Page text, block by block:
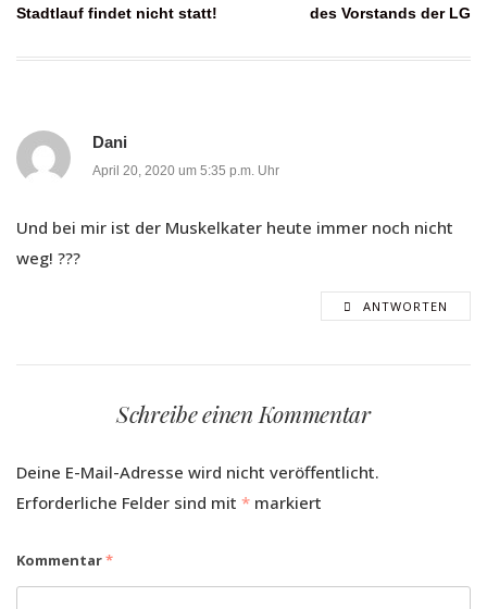
Stadtlauf findet nicht statt!
des Vorstands der LG
Dani
April 20, 2020 um 5:35 p.m. Uhr
Und bei mir ist der Muskelkater heute immer noch nicht
weg! ???
ANTWORTEN
Schreibe einen Kommentar
Deine E-Mail-Adresse wird nicht veröffentlicht.
Erforderliche Felder sind mit * markiert
Kommentar*